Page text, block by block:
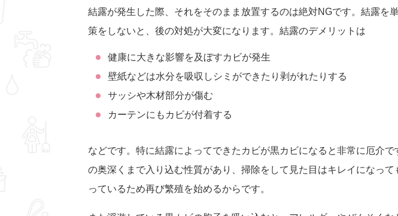
結露が発生した際、それをそのまま放置するのは絶対NGです。結露を
策をしないと、後の対処が大変になります。結露のデメリットは
健康に大きな影響を及ぼすカビが発生
壁紙などは水分を吸収しシミができたり剥がれたりする
サッシや木材部分が傷む
カーテンにもカビが付着する
などです。特に結露によってできたカビが黒カビになると非常に厄介
の奥深くまで入り込む性質があり、掃除をして見た目はキレイになっ
っているため再び繁殖を始めるからです。